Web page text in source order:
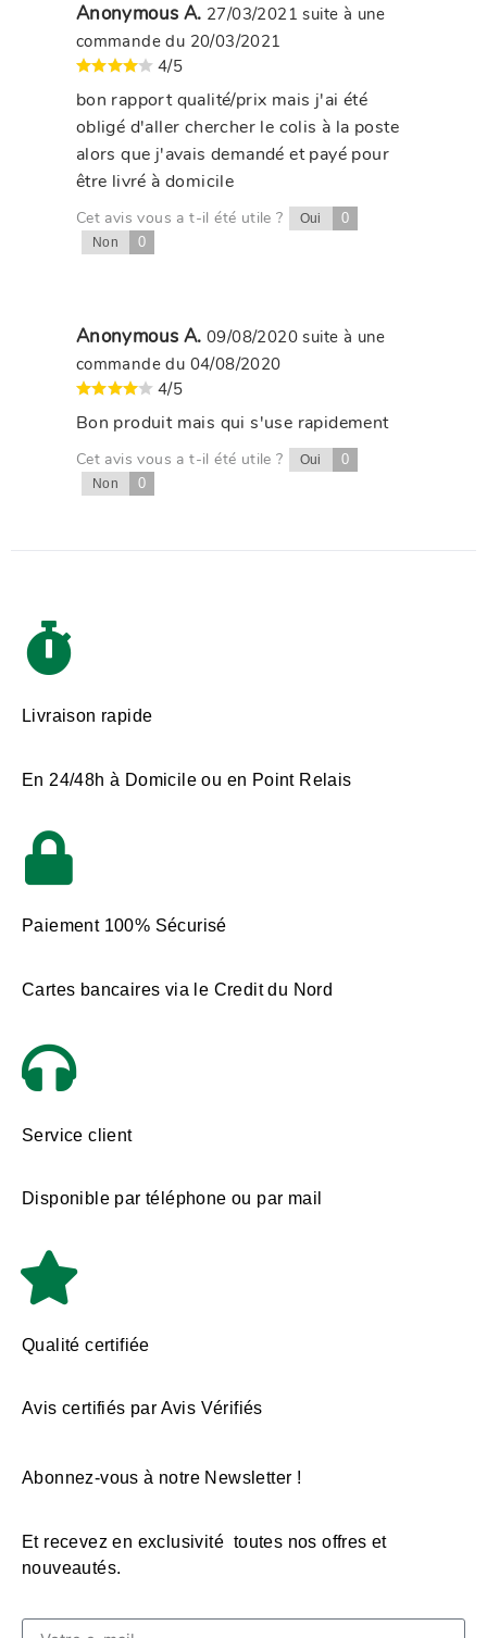
Anonymous A. 27/03/2021 suite à une
commande du 20/03/2021
4/5
bon rapport qualité/prix mais j'ai été
obligé d'aller chercher le colis à la poste
alors que j'avais demandé et payé pour
être livré à domicile
Cet avis vous a t-il été utile ? Oui 0
Non 0
Anonymous A.09/08/2020 suite à une
commande du 04/08/2020
4/5
Bon produit mais qui s'use rapidement
Cet avis vous a t-il été utile ? Oui 0
Non 0
Livraison rapide
En 24/48h à Domicile ou en Point Relais
Paiement 100% Sécurisé
Cartes bancaires via le Credit du Nord
Service client
Disponible par téléphone ou par mail
Qualité certifiée
Avis certifiés par Avis Vérifiés
Abonnez-vous à notre Newsletter !
Et recevez en exclusivité toutes nos offres et
nouveautés.